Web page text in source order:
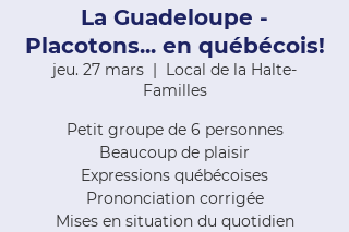
La Guadeloupe -
Placotons... en québécois!
jeu. 27 mars
  |
Local de la Halte-
Familles
Petit groupe de 6 personnes
Beaucoup de plaisir
Expressions québécoises
Prononciation corrigée
Mises en situation du quotidien